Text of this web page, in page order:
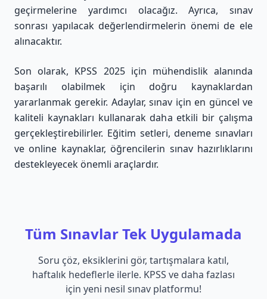
geçirmelerine yardımcı olacağız. Ayrıca, sınav
sonrası yapılacak değerlendirmelerin önemi de ele
alınacaktır.
Son olarak, KPSS 2025 için mühendislik alanında
başarılı olabilmek için doğru kaynaklardan
yararlanmak gerekir. Adaylar, sınav için en güncel ve
kaliteli kaynakları kullanarak daha etkili bir çalışma
gerçekleştirebilirler. Eğitim setleri, deneme sınavları
ve online kaynaklar, öğrencilerin sınav hazırlıklarını
destekleyecek önemli araçlardır.
Tüm Sınavlar Tek Uygulamada
Soru çöz, eksiklerini gör, tartışmalara katıl,
haftalık hedeflerle ilerle. KPSS ve daha fazlası
için yeni nesil sınav platformu!